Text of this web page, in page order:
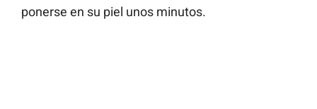
ponerse en su piel unos minutos.